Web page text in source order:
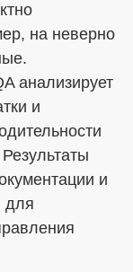
на неверно
анализирует
и
и
для